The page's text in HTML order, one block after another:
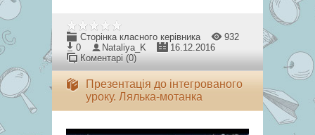
Сторінка класного керівника
932
0
Nataliya_K
16.12.2016
Коментарі (0)
Презентація до інтегрованого
уроку. Лялька-мотанка